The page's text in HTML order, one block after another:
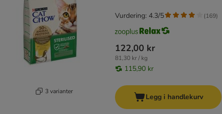
3 varianter
122,00 kr
81,30 kr / kg
115,90 kr
Vurdering: 4.3/5 (169)
Legg i handlekurv